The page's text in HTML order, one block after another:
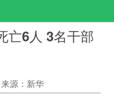
亡6人 3名干部
来源：新华